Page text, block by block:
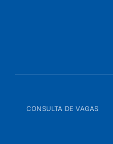
CONSULTA DE VAGAS